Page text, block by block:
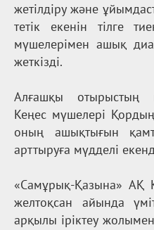
жетілдіру және
тетік екенін тілге
мүшелерімен ашық
жеткізді.
Алғашқы отырыстың
Кеңес мүшелері
оның ашықтығын
арттыруға мүдделі
«Самұрық-Қазына» АҚ
желтоқсан айында
арқылы іріктеу